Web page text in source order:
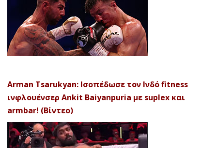
Arman Tsarukyan: Ισοπέδωσε τον Ινδό fitness
ινφλουένσερ Ankit Baiyanpuria με suplex και
armbar! (Βίντεο)